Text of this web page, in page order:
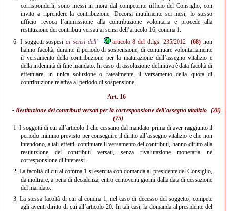
corrisponderli, sono messi in mora dal competente ufficio del Consiglio, con
invito a riprendere la contribuzione. Decorsi inutilmente sei mesi, lo stesso
ufficio revoca l’ammissione alla contribuzione volontaria e procede alla
restituzione dei contributi versati ai sensi dell’articolo 16, comma 1.
6. I soggetti sospesi ai sensi dell' articolo 8 del d.lgs. 235/2012 (68) non
hanno facoltà, durante il periodo di sospensione, di continuare volontariamente
il versamento della contribuzione per la maturazione dell’assegno vitalizio e
della indennità di fine mandato. In caso di assoluzione definitiva è data facoltà di
effettuare, in unica soluzione o ratealmente, il versamento della quota di
contribuzione relativa al periodo di sospensione.
Art. 16
- Restituzione dei contributi versati per la corresponsione dell’assegno vitalizio (28)
(75)
1. I soggetti di cui all’articolo 1 che cessano dal mandato prima di aver raggiunto il
periodo minimo previsto per conseguire il diritto all’assegno vitalizio e che non
intendono, a tali effetti, continuare il versamento dei contributi, hanno diritto alla
restituzione dei contributi versati, senza rivalutazione monetaria né
corresponsione di interessi.
2. La facoltà di cui al comma 1 si esercita con domanda al presidente del Consiglio,
da inoltrare, a pena di decadenza, entro centoventi giorni dalla data di cessazione
del mandato.
3. La stessa facoltà di cui al comma 1, nel caso di decesso del soggetto, compete
agli aventi diritto di cui all’articolo 20. In tali casi, la domanda al presidente del